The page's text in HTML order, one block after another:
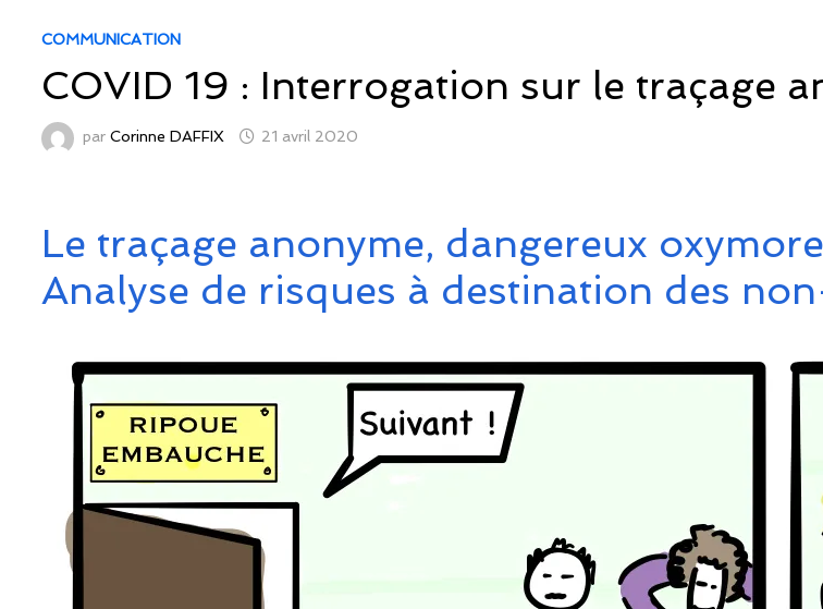
COMMUNICATION
COVID 19 : Interrogation sur le traçage
parCorinne DAFFIX 21 avril 2020
Le traçage anonyme, dangereux oxymore
Analyse de risques à destination des